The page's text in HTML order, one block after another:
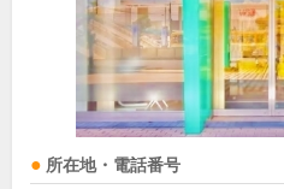
所在地・電話番号